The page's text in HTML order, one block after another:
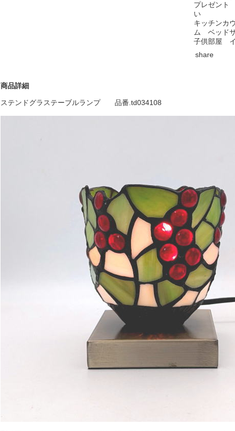
プレゼン
い
キッチンカ
ム ベッド
子供部屋
share
商品詳細
ステンドグラステーブルランプ 品番.td034108